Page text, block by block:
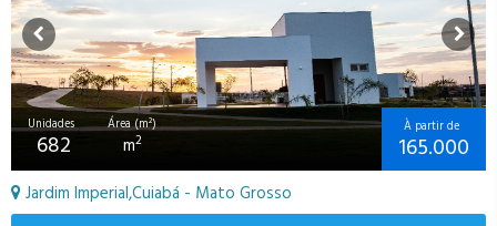
Unidades
682
Área (m²)
m2
À partir de
165.000
Jardim Imperial,Cuiabá - Mato Grosso